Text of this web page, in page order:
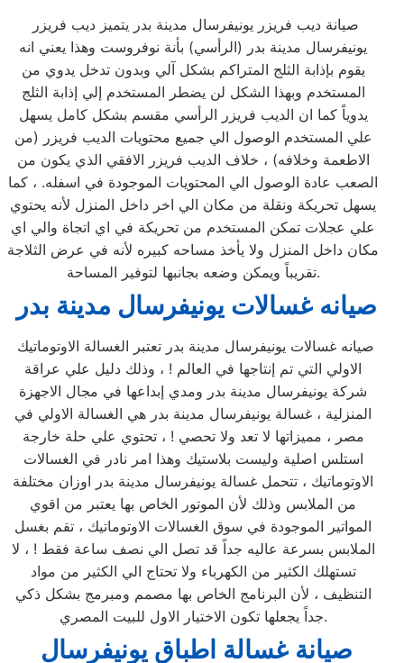
يونيفرسال مدينة بدر (الرأسي) بأنة نوفروست وهذا يعني انه
يقوم بإذابة الثلج المتراكم بشكل آلي وبدون تدخل يدوي من
المستخدم وبهذا الشكل لن يضطر المستخدم إلي إذابة الثلج
يدوياً كما ان الديب فريزر الرأسي مقسم بشكل كامل يسهل
علي المستخدم الوصول الي جميع محتويات الديب فريزر (من
الاطعمة وخلافه) ، خلاف الديب فريزر الافقي الذي يكون من
الصعب عادة الوصول الي المحتويات الموجودة في اسفله. ، كما
يسهل تحريكة ونقلة من مكان الي اخر داخل المنزل لأنه يحتوي
علي عجلات تمكن المستخدم من تحريكة في اي اتجاة والي اي
مكان داخل المنزل ولا يأخذ مساحه كبيره لأنه في عرض الثلاجة
تقريباً ويمكن وضعه بجانبها لتوفير المساحة.
صيانه غسالات يونيفرسال مدينة بدر
الاولي التي تم إنتاجها في العالم ! ، وذلك دليل علي عراقة
شركة يونيفرسال مدينة بدر ومدي إبداعها في مجال الاجهزة
المنزلية ، غسالة يونيفرسال مدينة بدر هي الغسالة الاولي في
مصر ، مميزاتها لا تعد ولا تحصي ! ، تحتوي علي حلة خارجة
استلس اصلية وليست بلاستيك وهذا امر نادر في الغسالات
الاوتوماتيك ، تتحمل غسالة يونيفرسال مدينة بدر اوزان مختلفة
من الملابس وذلك لأن الموتور الخاص بها يعتبر من اقوي
المواتير الموجودة في سوق الغسالات الاوتوماتيك ، تقم بغسل
الملابس بسرعة عاليه جداً قد تصل الي نصف ساعة فقط ! ، لا
تستهلك الكثير من الكهرباء ولا تحتاج الي الكثير من مواد
التنظيف ، لأن البرنامج الخاص بها مصمم ومبرمج بشكل ذكي
جداً يجعلها تكون الاختيار الاول للبيت المصري.